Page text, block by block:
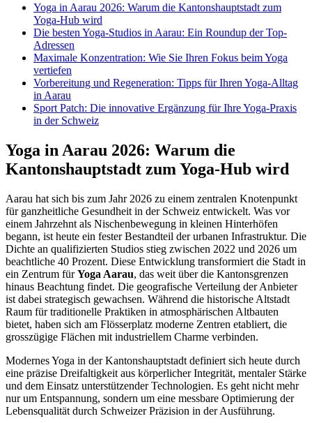
Yoga in Aarau 2026: Warum die Kantonshauptstadt zum
Yoga-Hub wird
Die besten Yoga-Studios in Aarau: Ein Roundup der Top-
Adressen
Maximale Konzentration: Wie Sie Ihren Fokus beim Yoga
vertiefen
Vorbereitung und Regeneration: Tipps für Ihren Yoga-Alltag
in Aarau
Sport Patch: Die innovative Ergänzung für Ihre Yoga-Praxis
in der Schweiz
Yoga in Aarau 2026: Warum die
Kantonshauptstadt zum Yoga-Hub wird
Aarau hat sich bis zum Jahr 2026 zu einem zentralen Knotenpunkt
für ganzheitliche Gesundheit in der Schweiz entwickelt. Was vor
einem Jahrzehnt als Nischenbewegung in kleinen Hinterhöfen
begann, ist heute ein fester Bestandteil der urbanen Infrastruktur. Die
Dichte an qualifizierten Studios stieg zwischen 2022 und 2026 um
beachtliche 40 Prozent. Diese Entwicklung transformiert die Stadt in
ein Zentrum fürYoga Aarau, das weit über die Kantonsgrenzen
hinaus Beachtung findet. Die geografische Verteilung der Anbieter
ist dabei strategisch gewachsen. Während die historische Altstadt
Raum für traditionelle Praktiken in atmosphärischen Altbauten
bietet, haben sich am Flösserplatz moderne Zentren etabliert, die
grosszügige Flächen mit industriellem Charme verbinden.
Modernes Yoga in der Kantonshauptstadt definiert sich heute durch
eine präzise Dreifaltigkeit aus körperlicher Integrität, mentaler Stärke
und dem Einsatz unterstützender Technologien. Es geht nicht mehr
nur um Entspannung, sondern um eine messbare Optimierung der
Lebensqualität durch Schweizer Präzision in der Ausführung.